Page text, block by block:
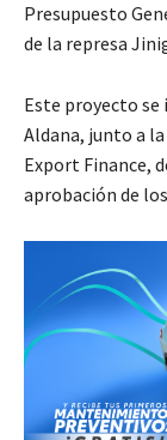
Presupuesto
de la represa
Este proyecto
Aldana, junto a
Export Finance,
aprobación de